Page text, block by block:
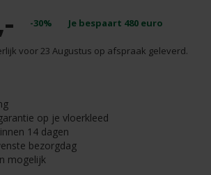
-30% Je bespaart 480 euro
voor 23 Augustus op afspraak geleverd.
op je vloerkleed
14 dagen
bezorgdag
mogelijk